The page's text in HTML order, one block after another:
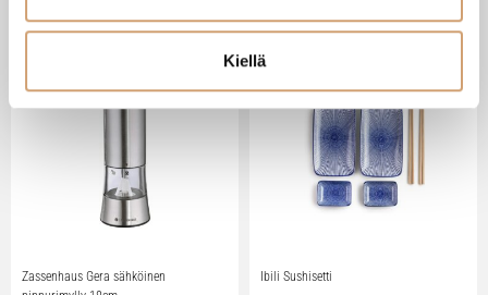
Kiellä
Zassenhaus Gera sähköinen
Ibili Sushisetti